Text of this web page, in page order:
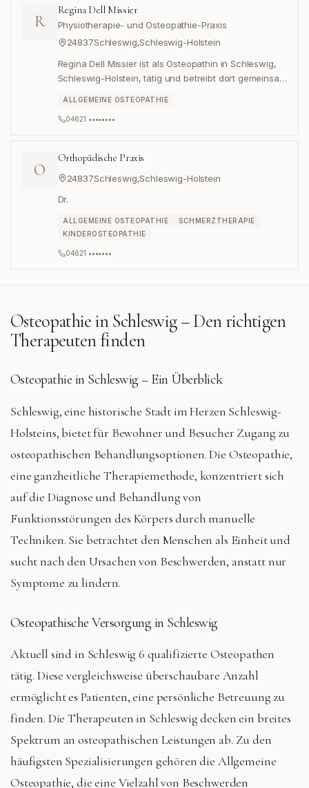
R
Regina Dell Missier
Physiotherapie- und Osteopathie-Praxis
24837Schleswig,Schleswig-Holstein
Regina Dell Missier ist als Osteopathin in Schleswig,
Schleswig-Holstein, tätig und betreibt dort gemeinsam
ALLGEMEINE OSTEOPATHIE
04621 ••••••••
O
Orthopädische Praxis
24837Schleswig,Schleswig-Holstein
Dr.
ALLGEMEINE OSTEOPATHIE
SCHMERZTHERAPIE
KINDEROSTEOPATHIE
04621 •••••••
Osteopathie inSchleswig– Den richtigen
Therapeuten finden
Osteopathie in Schleswig – Ein Überblick
Schleswig, eine historische Stadt im Herzen Schleswig-
Holsteins, bietet für Bewohner und Besucher Zugang zu
osteopathischen Behandlungsoptionen. Die Osteopathie,
eine ganzheitliche Therapiemethode, konzentriert sich
auf die Diagnose und Behandlung von
Funktionsstörungen des Körpers durch manuelle
Techniken. Sie betrachtet den Menschen als Einheit und
sucht nach den Ursachen von Beschwerden, anstatt nur
Symptome zu lindern.
Osteopathische Versorgung in Schleswig
Aktuell sind in Schleswig 6 qualifizierte Osteopathen
tätig. Diese vergleichsweise überschaubare Anzahl
ermöglicht es Patienten, eine persönliche Betreuung zu
finden. Die Therapeuten in Schleswig decken ein breites
Spektrum an osteopathischen Leistungen ab. Zu den
häufigsten Spezialisierungen gehören die Allgemeine
Osteopathie, die eine Vielzahl von Beschwerden